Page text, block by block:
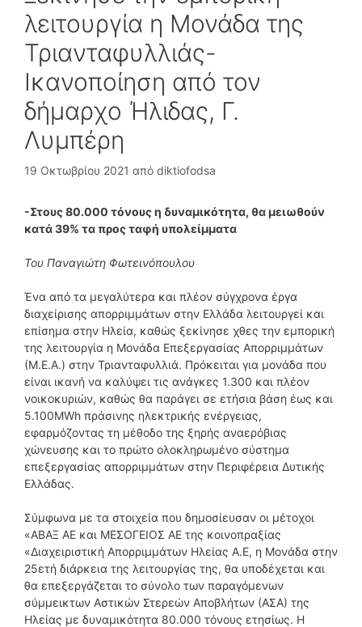
λειτουργία η Μονάδα της
Τριανταφυλλιάς-
Ικανοποίηση από τον
δήμαρχο Ήλιδας, Γ.
Λυμπέρη
19 Οκτωβρίου 2021 από diktiofodsa
-Στους 80.000 τόνους η δυναμικότητα, θα μειωθούν
κατά 39% τα προς ταφή υπολείμματα
Του Παναγιώτη Φωτεινόπουλου
Ένα από τα μεγαλύτερα και πλέον σύγχρονα έργα
διαχείρισης απορριμμάτων στην Ελλάδα λειτουργεί και
επίσημα στην Ηλεία, καθώς ξεκίνησε χθες την εμπορική
της λειτουργία η Μονάδα Επεξεργασίας Απορριμμάτων
(Μ.Ε.Α.) στην Τριανταφυλλιά. Πρόκειται για μονάδα που
είναι ικανή να καλύψει τις ανάγκες 1.300 και πλέον
νοικοκυριών, καθώς θα παράγει σε ετήσια βάση έως και
5.100MWh πράσινης ηλεκτρικής ενέργειας,
εφαρμόζοντας τη μέθοδο της ξηρής αναερόβιας
χώνευσης και το πρώτο ολοκληρωμένο σύστημα
επεξεργασίας απορριμμάτων στην Περιφέρεια Δυτικής
Ελλάδας.
Σύμφωνα με τα στοιχεία που δημοσίευσαν οι μέτοχοι
«ΑΒΑΞ ΑΕ και ΜΕΣΟΓΕΙΟΣ ΑΕ της κοινοπραξίας
«Διαχειριστική Απορριμμάτων Ηλείας Α.Ε, η Μονάδα στην
25ετή διάρκεια της λειτουργίας της, θα υποδέχεται και
θα επεξεργάζεται το σύνολο των παραγόμενων
σύμμεικτων Αστικών Στερεών Αποβλήτων (ΑΣΑ) της
Ηλείας με δυναμικότητα 80.000 τόνους ετησίως. Η